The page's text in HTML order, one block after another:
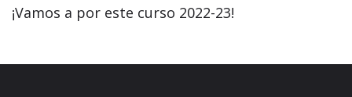
¡Vamos a por este curso 2022-23!